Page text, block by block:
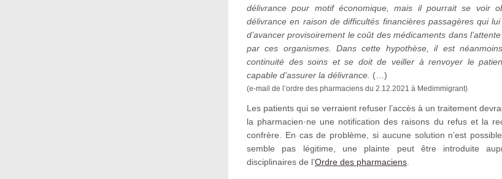
délivrance pour motif économique, mais il pourrait se voir
délivrance en raison de difficultés financières passagères qui
d’avancer provisoirement le coût des médicaments dans
par ces organismes. Dans cette hypothèse, il est
continuité des soins et se doit de veiller à renvoyer le
capable d’assurer la délivrance. (…)
(e-mail de l’ordre des pharmaciens du 2.12.2021 à Medimmigrant)
Les patients qui se verraient refuser l’accès à un traitement
la pharmacien·ne une notification des raisons du refus et la
confrère. En cas de problème, si aucune solution n’est
semble pas légitime, une plainte peut être introduite
disciplinaires de l’Ordre des pharmaciens